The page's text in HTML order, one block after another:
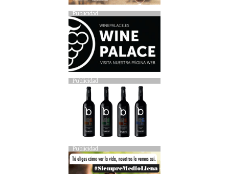
Publicidad
Publicidad
Publicidad